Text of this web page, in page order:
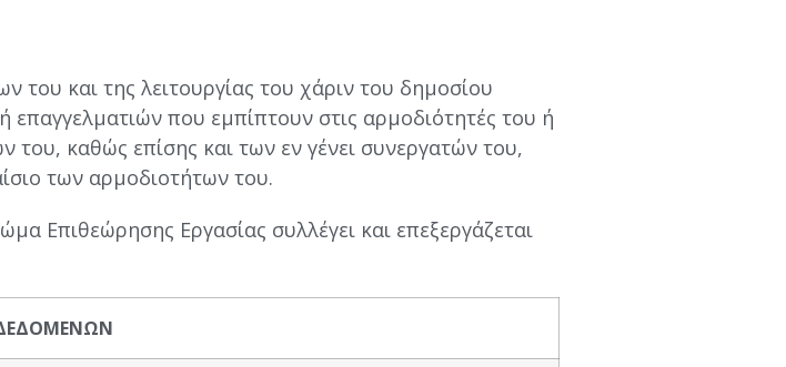
του και της λειτουργίας του χάριν του δημοσίου
που εμπίπτουν στις αρμοδιότητές του ή
καθώς επίσης και των εν γένει συνεργατών του,
των αρμοδιοτήτων του.
Επιθεώρησης Εργασίας συλλέγει και επεξεργάζεται